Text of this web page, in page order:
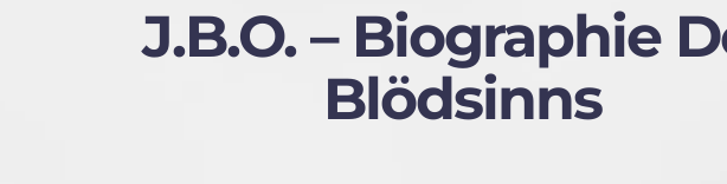
J.b.o. – Biographie
Blödsinns